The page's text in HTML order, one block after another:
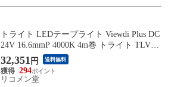
トライト LEDテープライト Viewdi Plus DC
24V 16.6mmP 4000K 4m巻 トライト TLVD4
0216.6P4 工事 照明用品 作業灯 照明用品 照
明器具【送料無料】
32,351 円 送料無料
294
リコメン堂